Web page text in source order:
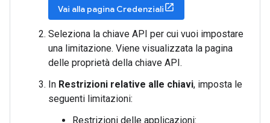
Vai alla pagina Credenziali
Seleziona la chiave API per cui vuoi impostare
una limitazione. Viene visualizzata la pagina
delle proprietà della chiave API.
In Restrizioni relative alle chiavi, imposta le
seguenti limitazioni:
Restrizioni delle applicazioni: